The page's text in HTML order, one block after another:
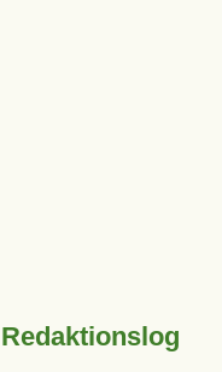
Redaktionslog